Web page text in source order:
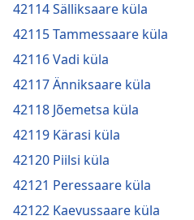
42114 Sälliksaare küla
42115 Tammessaare küla
42116 Vadi küla
42117 Änniksaare küla
42118 Jõemetsa küla
42119 Kärasi küla
42120 Piilsi küla
42121 Peressaare küla
42122 Kaevussaare küla